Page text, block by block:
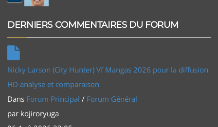
DERNIERS COMMENTAIRES DU FORUM
Nicky Larson (City Hunter) Vf Mangas 2026 pour la diffusion
HD analyse et comparaison
Dans Forum Principal / Forum Général
par kojiroryuga